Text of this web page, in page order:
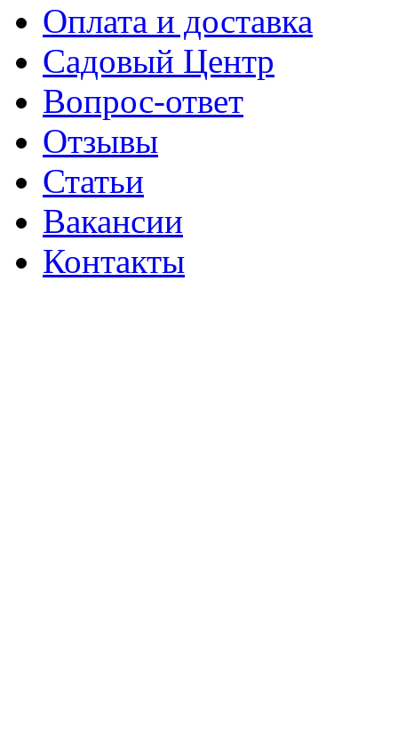
Оплата и доставка
Садовый Центр
Вопрос-ответ
Отзывы
Статьи
Вакансии
Контакты